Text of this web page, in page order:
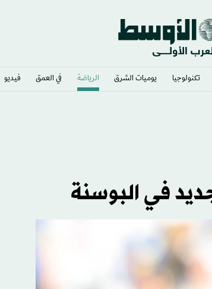
تكنولوجيا يوميات الشرق​ الرياضة في العمق فيديو
في البوسنة